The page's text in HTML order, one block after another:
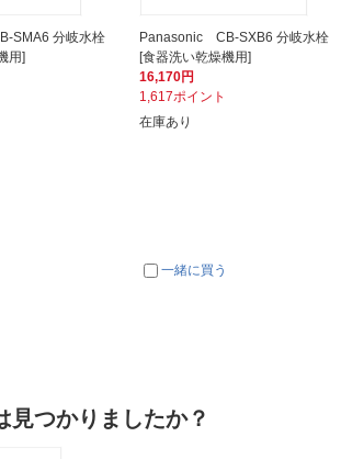
SMA6 分岐水栓
用]
Panasonic CB-SXB6 分岐水栓
[食器洗い乾燥機用]
16,170円
1,617ポイント
在庫あり
一緒に買う
見つかりましたか？